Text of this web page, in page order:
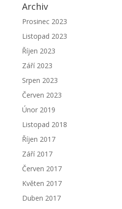
Archiv
Prosinec 2023
Listopad 2023
Říjen 2023
Září 2023
Srpen 2023
Červen 2023
Únor 2019
Listopad 2018
Říjen 2017
Září 2017
Červen 2017
Květen 2017
Duben 2017